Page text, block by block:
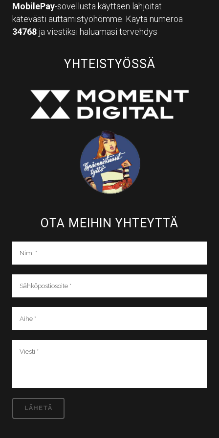
MobilePay-sovellusta käyttäen lahjoitat
kätevästi auttamistyöhömme. Käytä numeroa
34768 ja viestiksi haluamasi tervehdys
YHTEISTYÖSSÄ
OTA MEIHIN YHTEYTTÄ​